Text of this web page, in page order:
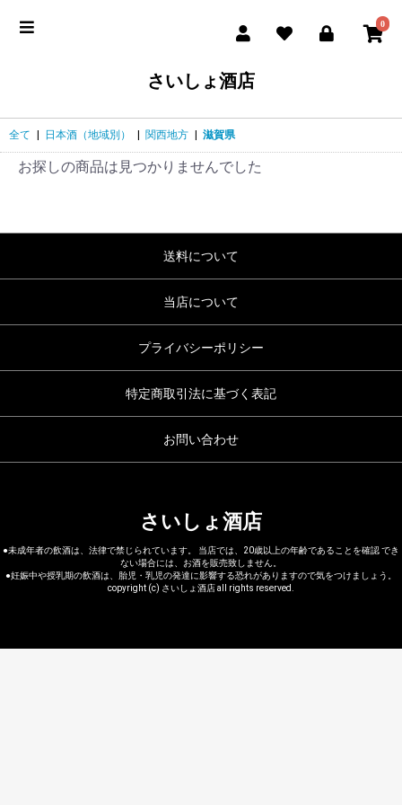
0
さいしょ酒店
全て 日本酒（地域別） 関西地方 滋賀県
お探しの商品は見つかりませんでした
送料について
当店について
プライバシーポリシー
特定商取引法に基づく表記
お問い合わせ
さいしょ酒店
●未成年者の飲酒は、法律で禁じられています。 当店では、20歳以上の年齢であることを確認 でき
ない場合には、お酒を販売致しません。
●妊娠中や授乳期の飲酒は、胎児・乳児の発達に影響する恐れがありますので気をつけましょう。
copyright (c) さいしょ酒店 all rights reserved.